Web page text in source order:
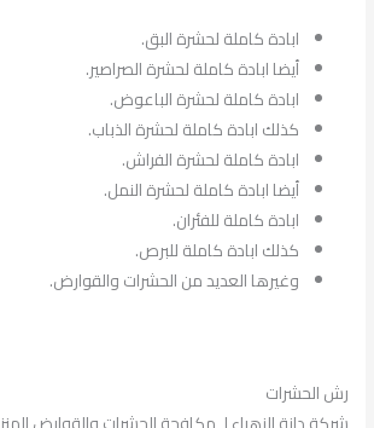
ابادة كاملة لحشرة البق.
أيضا ابادة كاملة لحشرة الصراصير.
ابادة كاملة لحشرة الباعوض.
كذلك ابادة كاملة لحشرة الذباب.
ابادة كاملة لحشرة الفراش.
أيضا ابادة كاملة لحشرة النمل.
ابادة كاملة للفئران.
كذلك ابادة كاملة للبرص.
وغيرها العديد من الحشرات والقوارض.
رش الحشرات